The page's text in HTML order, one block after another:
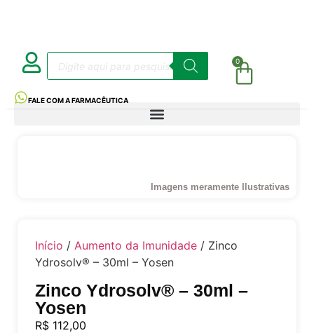
0
FALE COM A FARMACÊUTICA
Imagens meramente Ilustrativas
Início / Aumento da Imunidade / Zinco
Ydrosolv® – 30ml – Yosen
Zinco Ydrosolv® – 30ml –
Yosen
R$ 112,00